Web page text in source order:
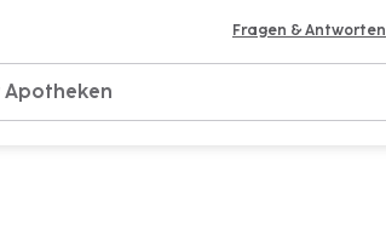
Fragen & Antworten
Apotheke finden